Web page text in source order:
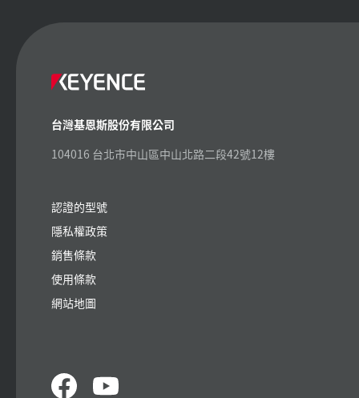
台灣基恩斯股份有限公司
104016 台北市中山區中山北路二段42號12樓
認證的型號
隱私權政策
銷售條款
使用條款
網站地圖